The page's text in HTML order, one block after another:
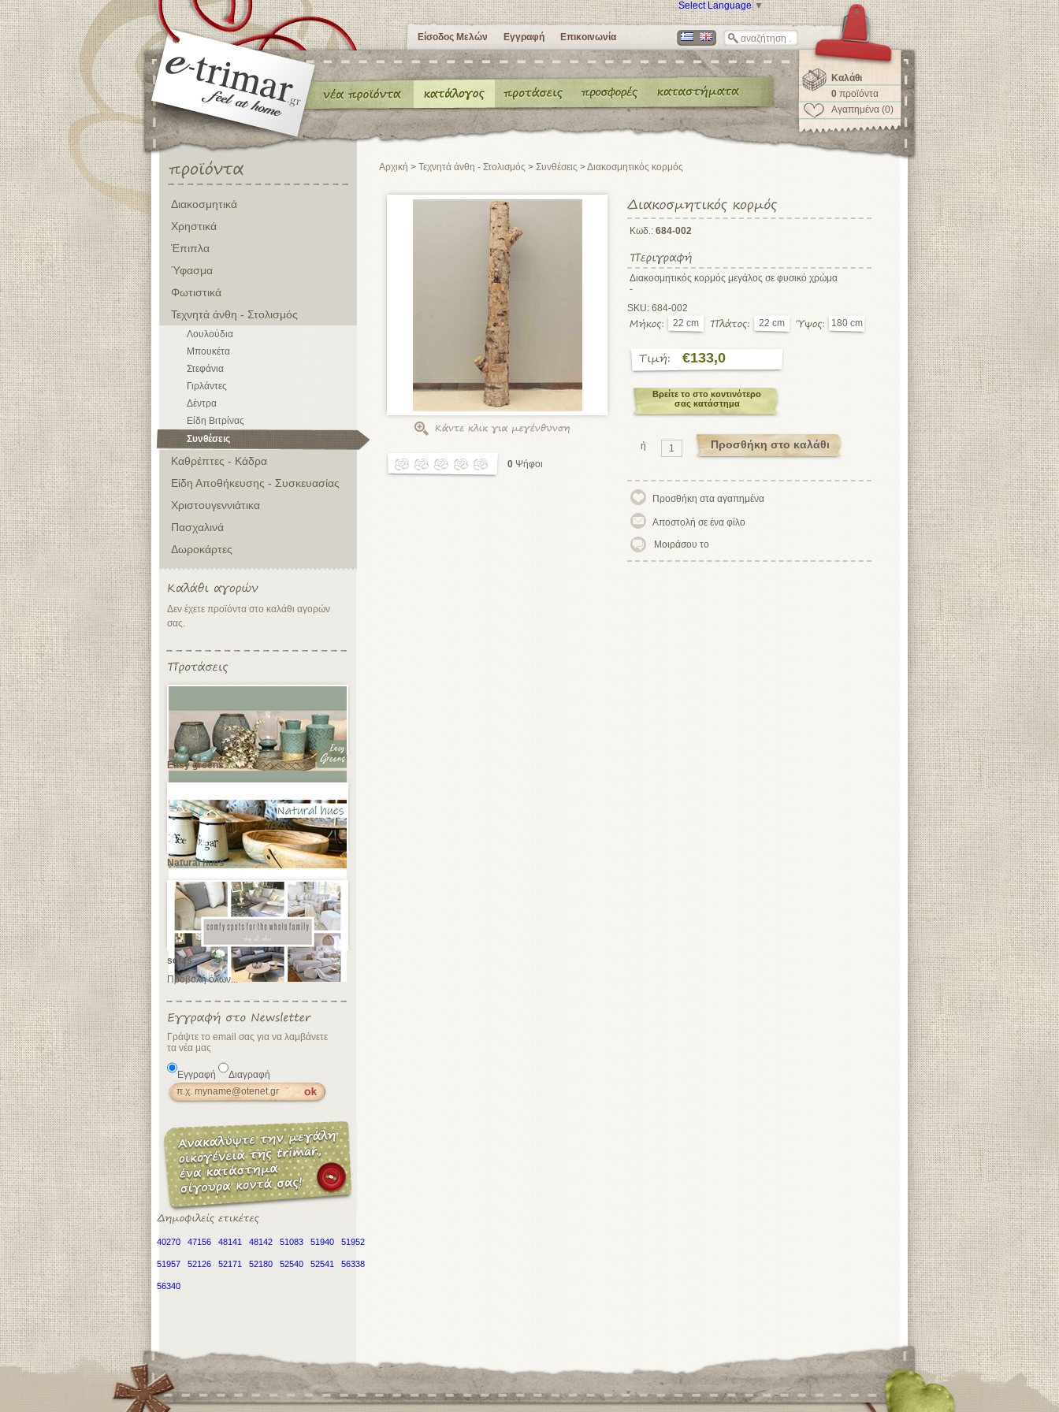
Select Language ▼
Είσοδος Μελών Εγγραφή Επικοινωνία
Καλάθι
0 προϊόντα
Αγαπημένα (0)
Διακοσμητικά
Χρηστικά
Έπιπλα
Ύφασμα
Φωτιστικά
Τεχνητά άνθη - Στολισμός
Λουλούδια
Μπουκέτα
Στεφάνια
Γιρλάντες
Δέντρα
Είδη Βιτρίνας
Συνθέσεις
Καθρέπτες - Κάδρα
Είδη Αποθήκευσης - Συσκευασίας
Χριστουγεννιάτικα
Πασχαλινά
Δωροκάρτες
Δεν έχετε προϊόντα στο καλάθι αγορών
σας.
Easy greens
Natural hues
sofas
Προβολή όλων...
Γράψτε το email σας για να λαμβάνετε
τα νέα μας
Εγγραφή Διαγραφή
40270 47156 48141 48142 51083 51940 51952
51957 52126 52171 52180 52540 52541 56338
56340
Αρχική > Τεχνητά άνθη - Στολισμός > Συνθέσεις >Διακοσμητικός κορμός
0 Ψήφοι
Κωδ.: 684-002
Διακοσμητικός κορμός μεγάλος σε φυσικό χρώμα
-
SKU: 684-002
22 cm
22 cm 180 cm
€133,0
Βρείτε το στο κοντινότερο
σας κατάστημα
ή
Μοιράσου το